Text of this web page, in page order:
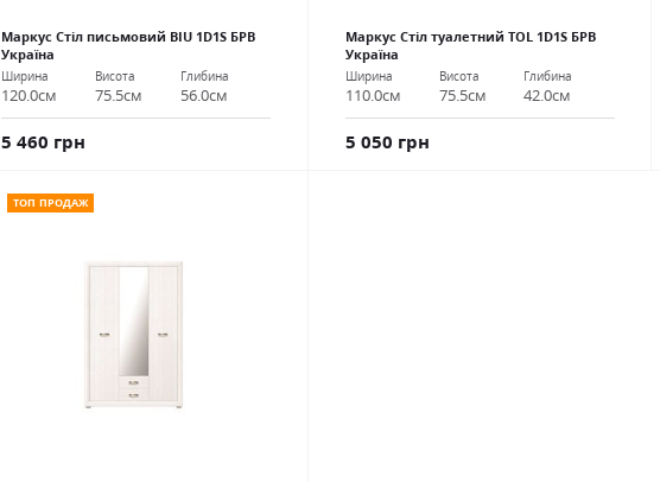
Маркус Стіл письмовий BIU 1D1S БРВ
Україна
Ширина
120.0см
Висота
75.5см
Глибина
56.0см
5 460 грн
Маркус Стіл туалетний ТОL 1D1S БРВ
Україна
Ширина
110.0см
Висота
75.5см
Глибина
42.0см
5 050 грн
ТОП ПРОДАЖ